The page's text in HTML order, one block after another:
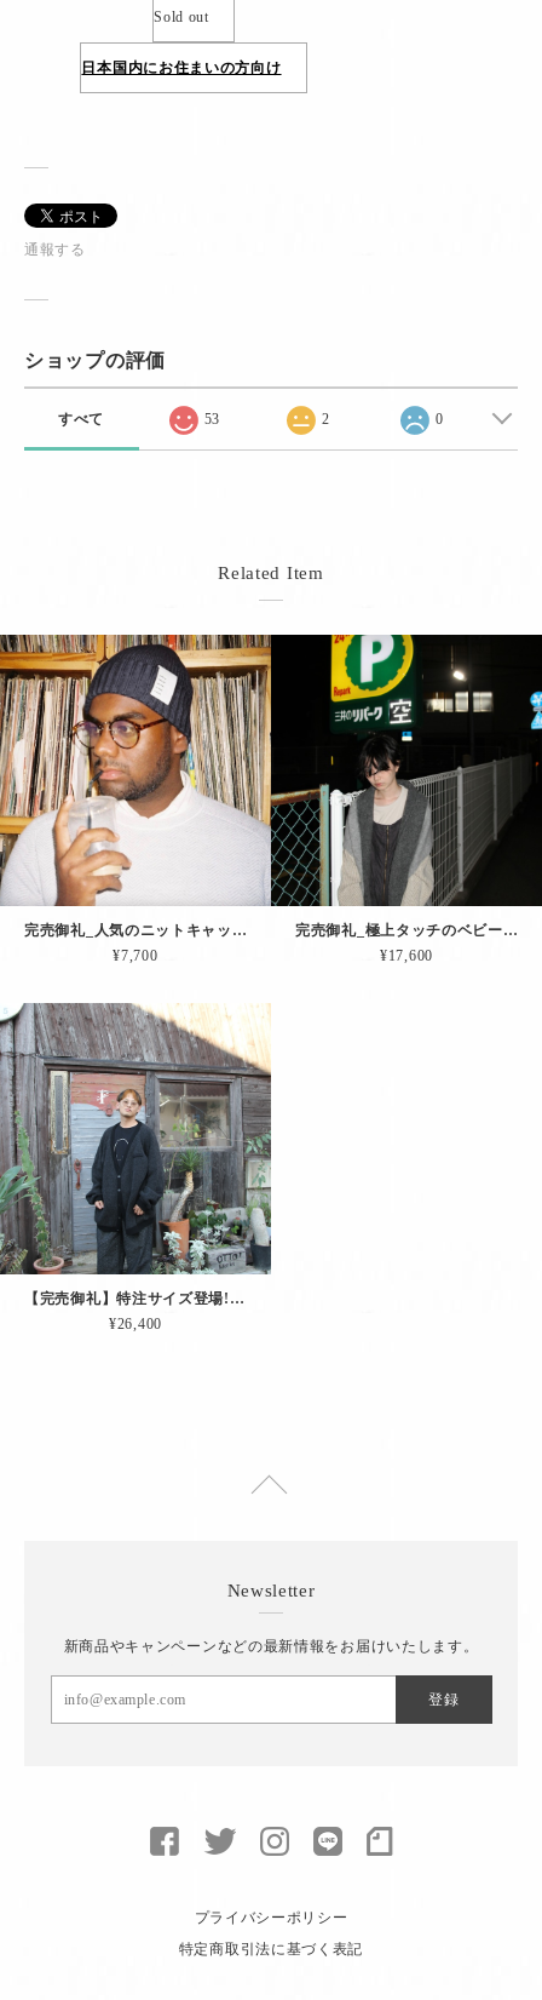
Sold out
日本国内にお住まいの方向け
通報する
ショップの評価
すべて 53 2 0
Related Item
完売御礼_人気のニットキャップが目出し帽になって帰って来ました。その名も「Editorsマスク（チャコール）」
¥7,700
完売御礼_極上タッチのベビーアルパカを使った「ふっくらマフラー（グレー）」
¥17,600
【完売御礼】特注サイズ登場!! 肘当て＆ペンホルダー付きカーディガン「エディターズCD.（チャコール｜EXLサイズ）」
¥26,400
Newsletter
新商品やキャンペーンなどの最新情報をお届けいたします。
登録
プライバシーポリシー
特定商取引法に基づく表記